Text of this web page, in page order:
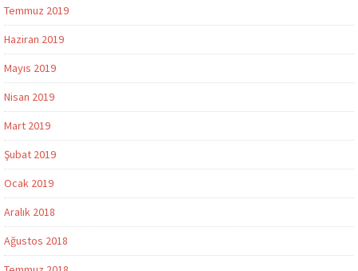
Temmuz 2019
Haziran 2019
Mayıs 2019
Nisan 2019
Mart 2019
Şubat 2019
Ocak 2019
Aralık 2018
Ağustos 2018